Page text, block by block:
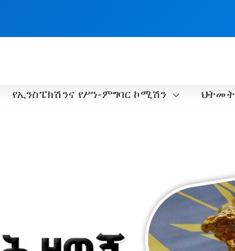
የኢንስፔክሽንና የሥነ-ምግባር ኮሚሽን ህትመት